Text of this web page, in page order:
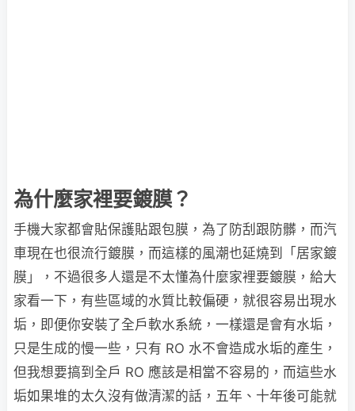
為什麼家裡要鍍膜？
手機大家都會貼保護貼跟包膜，為了防刮跟防髒，而汽
車現在也很流行鍍膜，而這樣的風潮也延燒到「居家鍍
膜」，不過很多人還是不太懂為什麼家裡要鍍膜，給大
家看一下，有些區域的水質比較偏硬，就很容易出現水
垢，即便你安裝了全戶軟水系統，一樣還是會有水垢，
只是生成的慢一些，只有 RO 水不會造成水垢的產生，
但我想要搞到全戶 RO 應該是相當不容易的，而這些水
垢如果堆的太久沒有做清潔的話，五年、十年後可能就